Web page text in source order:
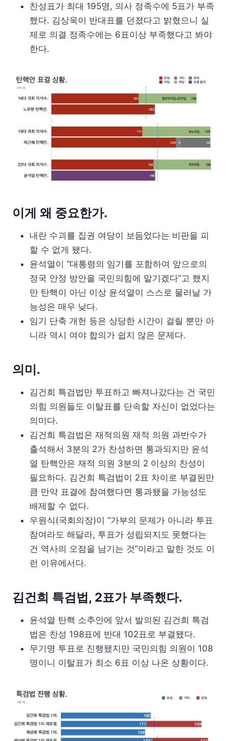
찬성표가 최대 195명, 의사 정족수에 5표가 부족
했다. 김상욱이 반대표를 던졌다고 밝혔으니 실
제로 의결 정족수에는 6표이상 부족했다고 봐야
한다.
이게 왜 중요한가.
내란 수괴를 집권 여당이 보듬었다는 비판을 피
할 수 없게 됐다.
윤석열이 “대통령의 임기를 포함하여 앞으로의
정국 안정 방안을 국민의힘에 맡기겠다”고 했지
만 탄핵이 아닌 이상 윤석열이 스스로 물러날 가
능성은 매우 낮다.
임기 단축 개헌 등은 상당한 시간이 걸릴 뿐만 아
니라 역시 여야 합의가 쉽지 않은 문제다.
의미.
김건희 특검법만 투표하고 빠져나갔다는 건 국민
의힘 의원들도 이탈표를 단속할 자신이 없었다는
의미다.
김건희 특검법은 재적의원 재적 의원 과반수가
출석해서 3분의 2가 찬성하면 통과되지만 윤석
열 탄핵안은 재적 의원 3분의 2 이상의 찬성이
필요하다. 김건희 특검법이 2표 차이로 부결된만
큼 만약 표결에 참여했다면 통과됐을 가능성도
배제할 수 없다.
우원식(국회의장)이 “가부의 문제가 아니라 투표
참여라도 해달라, 투표가 성립되지도 못했다는
건 역사의 오점을 남기는 것”이라고 말한 것도 이
런 이유에서다.
김건희 특검법, 2표가 부족했다.
윤석열 탄핵 소추안에 앞서 발의된 김건희 특검
법은 찬성 198표에 반대 102표로 부결됐다.
무기명 투표로 진행됐지만 국민의힘 의원이 108
명이니 이탈표가 최소 6표 이상 나온 상황이다.